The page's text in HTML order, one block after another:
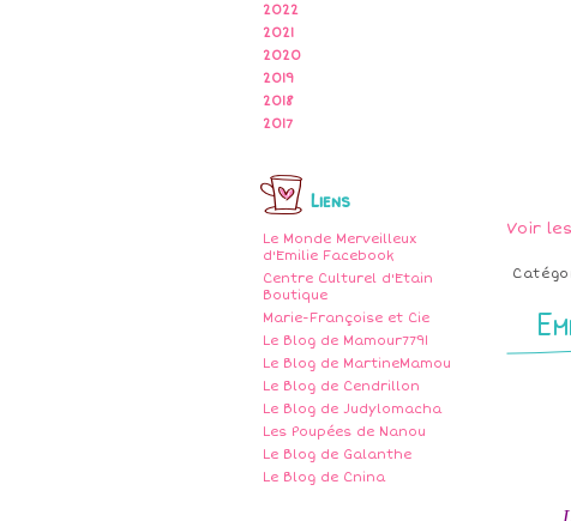
2022
2021
2020
2019
2018
2017
Liens
Le Monde Merveilleux
d'Emilie Facebook
Centre Culturel d'Etain
Boutique
Marie-Françoise et Cie
Le Blog de Mamour7791
Le Blog de MartineMamou
Le Blog de Cendrillon
Le Blog de Judylomacha
Les Poupées de Nanou
Le Blog de Galanthe
Le Blog de Cnina
Voir